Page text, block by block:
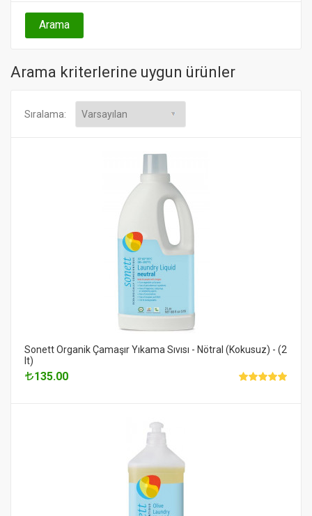
Arama kriterlerine uygun ürünler
Sıralama:
Sonett Organik Çamaşır Yıkama Sıvısı - Nötral (Kokusuz) - (2
lt)
135.00